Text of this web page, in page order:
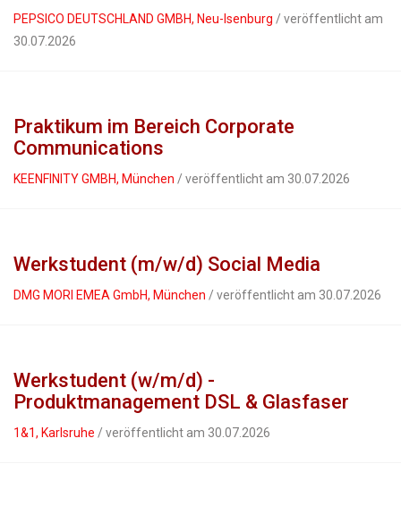
PEPSICO DEUTSCHLAND GMBH, Neu-Isenburg / veröffentlicht am
30.07.2026
Praktikum im Bereich Corporate
Communications
KEENFINITY GMBH, München / veröffentlicht am 30.07.2026
Werkstudent (m/w/d) Social Media
DMG MORI EMEA GmbH, München / veröffentlicht am 30.07.2026
Werkstudent (w/m/d) -
Produktmanagement DSL & Glasfaser
1&1, Karlsruhe / veröffentlicht am 30.07.2026